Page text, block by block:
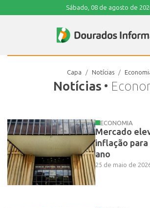
Sábado, 08 de agosto de
Notícias •
Capa Notícias
ECONOMIA
Mercado
inflação para
ano
25 de maio de